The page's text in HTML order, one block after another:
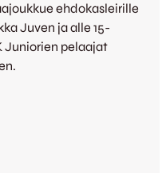
ehdokasleirille
Juven ja alle 15-
pelaajat